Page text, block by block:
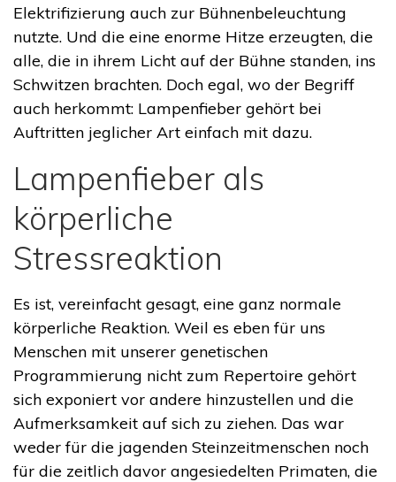
Elektrifizierung auch zur Bühnenbeleuchtung
nutzte. Und die eine enorme Hitze erzeugten, die
alle, die in ihrem Licht auf der Bühne standen, ins
Schwitzen brachten. Doch egal, wo der Begriff
auch herkommt: Lampenfieber gehört bei
Auftritten jeglicher Art einfach mit dazu.
Lampenfieber als
körperliche
Stressreaktion
Es ist, vereinfacht gesagt, eine ganz normale
körperliche Reaktion. Weil es eben für uns
Menschen mit unserer genetischen
Programmierung nicht zum Repertoire gehört
sich exponiert vor andere hinzustellen und die
Aufmerksamkeit auf sich zu ziehen. Das war
weder für die jagenden Steinzeitmenschen noch
für die zeitlich davor angesiedelten Primaten, die